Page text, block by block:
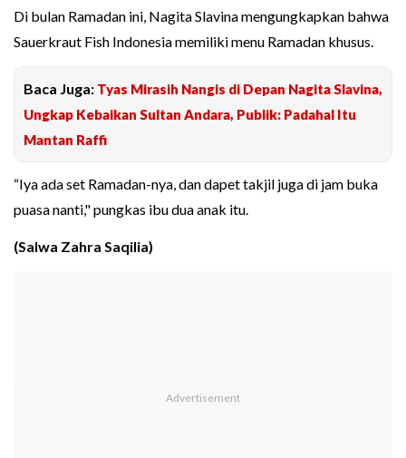
Di bulan Ramadan ini, Nagita Slavina mengungkapkan bahwa
Sauerkraut Fish Indonesia memiliki menu Ramadan khusus.
Baca Juga: Tyas Mirasih Nangis di Depan Nagita Slavina,
Ungkap Kebaikan Sultan Andara, Publik: Padahal Itu
Mantan Raffi
“Iya ada set Ramadan-nya, dan dapet takjil juga di jam buka
puasa nanti," pungkas ibu dua anak itu.
(Salwa Zahra Saqilia)